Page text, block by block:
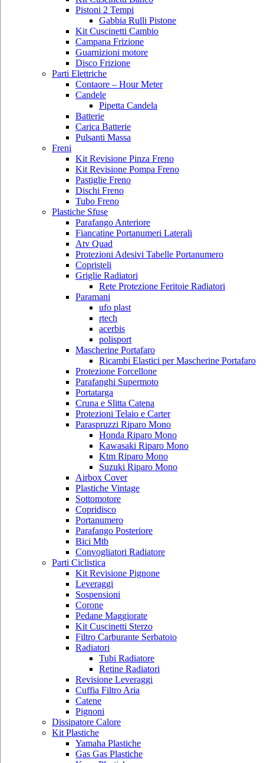
Pistoni 2 Tempi
Gabbia Rulli Pistone
Kit Cuscinetti Cambio
Campana Frizione
Guarnizioni motore
Disco Frizione
Parti Elettriche
Contaore – Hour Meter
Candele
Pipetta Candela
Batterie
Carica Batterie
Pulsanti Massa
Freni
Kit Revisione Pinza Freno
Kit Revisione Pompa Freno
Pastiglie Freno
Dischi Freno
Tubo Freno
Plastiche Sfuse
Parafango Anteriore
Fiancatine Portanumeri Laterali
Atv Quad
Protezioni Adesivi Tabelle Portanumero
Copristeli
Griglie Radiatori
Rete Protezione Feritoie Radiatori
Paramani
ufo plast
rtech
acerbis
polisport
Mascherine Portafaro
Ricambi Elastici per Mascherine Portafaro
Protezione Forcellone
Parafanghi Supermoto
Portatarga
Cruna e Slitta Catena
Protezioni Telaio e Carter
Paraspruzzi Riparo Mono
Honda Riparo Mono
Kawasaki Riparo Mono
Ktm Riparo Mono
Suzuki Riparo Mono
Airbox Cover
Plastiche Vintage
Sottomotore
Copridisco
Portanumero
Parafango Posteriore
Bici Mtb
Convogliatori Radiatore
Parti Ciclistica
Kit Revisione Pignone
Leveraggi
Sospensioni
Corone
Pedane Maggiorate
Kit Cuscinetti Sterzo
Filtro Carburante Serbatoio
Radiatori
Tubi Radiatore
Retine Radiatori
Revisione Leveraggi
Cuffia Filtro Aria
Catene
Pignoni
Dissipatore Calore
Kit Plastiche
Yamaha Plastiche
Gas Gas Plastiche